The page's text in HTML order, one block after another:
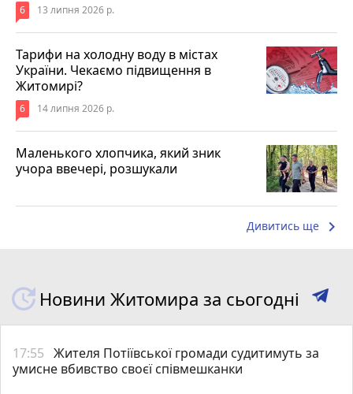
6 13 липня 2026 р.
Тарифи на холодну воду в містах
України. Чекаємо підвищення в
Житомирі?
6 14 липня 2026 р.
Маленького хлопчика, який зник
учора ввечері, розшукали
Дивитись ще keyboard_arrow_right
Новини Житомира за сьогодні
17:55 Жителя Потіївської громади судитимуть за
умисне вбивство своєї співмешканки